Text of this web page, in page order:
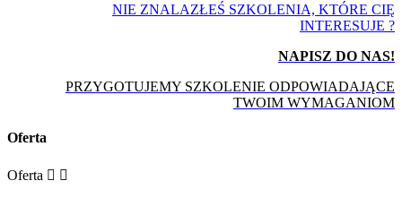
NIE ZNALAZŁEŚ SZKOLENIA, KTÓRE CIĘ
INTERESUJE ?
NAPISZ DO NAS!
PRZYGOTUJEMY SZKOLENIE ODPOWIADAJĄCE
TWOIM WYMAGANIOM
Oferta
Oferta  